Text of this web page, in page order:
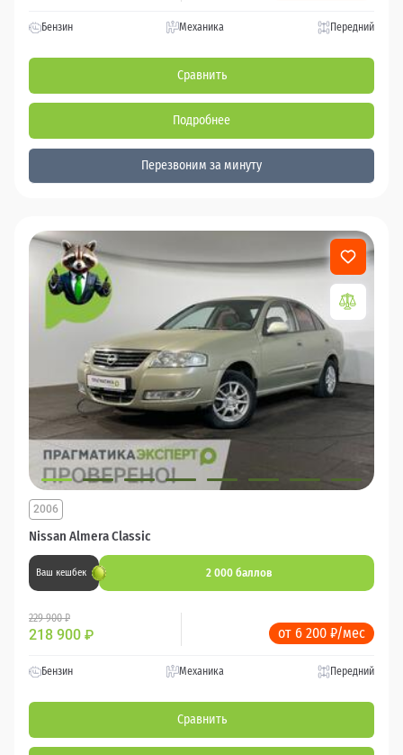
Бензин Механика Передний
Сравнить
Подробнее
Перезвоним за минуту
Nissan Almera Classic
2006
Ваш кешбек 2 000 баллов
229 900 ₽
218 900 ₽ от 6 200 ₽/мес
Бензин Механика Передний
Сравнить